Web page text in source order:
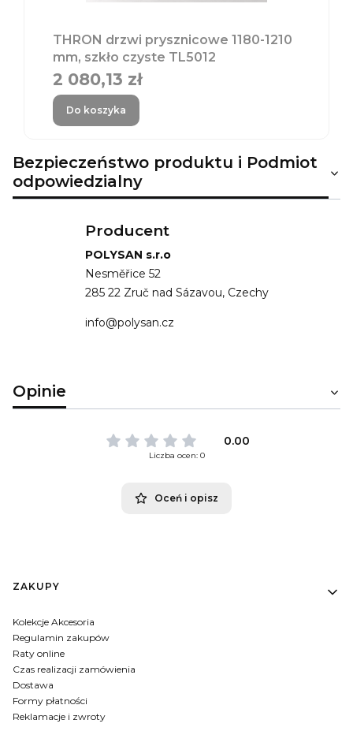
THRON drzwi prysznicowe 1180-1210
mm, szkło czyste TL5012
Cena
2 080,13 zł
Do koszyka
Bezpieczeństwo produktu i Podmiot
odpowiedzialny
Producent
POLYSAN s.r.o
Nesměřice 52
285 22 Zruč nad Sázavou, Czechy
info@polysan.cz
Opinie
0.00
Liczba ocen: 0
Oceń i opisz
Linki w stopce
ZAKUPY
Kolekcje Akcesoria
Regulamin zakupów
Raty online
Czas realizacji zamówienia
Dostawa
Formy płatności
Reklamacje i zwroty